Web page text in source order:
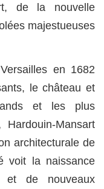
de la nouvelle
majestueuses
en 1682
le château et
et les plus
Mansart
architecturale de
voit la naissance
et de nouveaux